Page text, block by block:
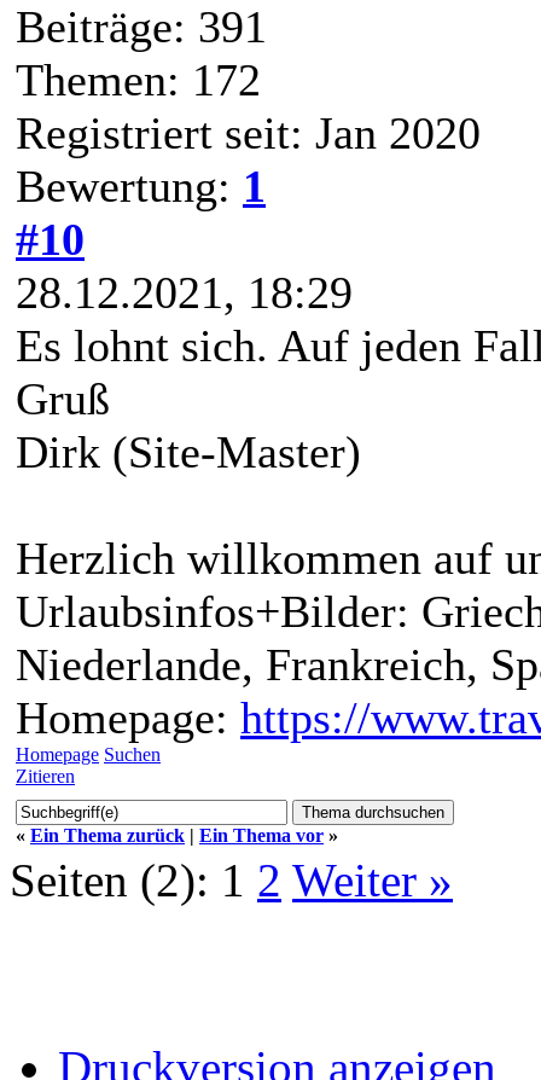
Beiträge: 391
Themen: 172
Registriert seit: Jan 2020
Bewertung: 1
#10
28.12.2021, 18:29
Es lohnt sich. Auf jeden
Gruß
Dirk (Site-Master)
Herzlich willkommen auf
Urlaubsinfos+Bilder:
Niederlande, Frankreich,
Homepage: https://
Homepage Suchen
Zitieren
« Ein Thema zurück | Ein Thema vor »
Seiten (2): 1 2 Weiter »
Druckversion anzeigen